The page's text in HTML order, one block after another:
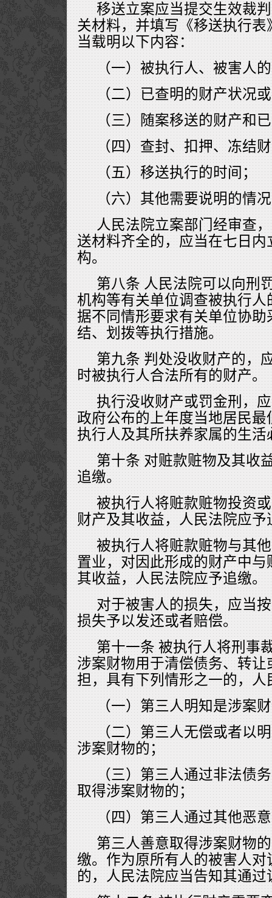
移送立案应当提交生效裁
关材料，并填写《移送执行
当载明以下内容：
（一）被执行人、被害人
（二）已查明的财产状况
（三）随案移送的财产和
（四）查封、扣押、冻结
（五）移送执行的时间；
（六）其他需要说明的情
人民法院立案部门经审查
送材料齐全的，应当在七日
构。
第八条 人民法院可以向刑
机构等有关单位调查被执行
据不同情形要求有关单位协
结、划拨等执行措施。
第九条 判处没收财产的，
时被执行人合法所有的财产。
执行没收财产或罚金刑，
政府公布的上年度当地居民
执行人及其所扶养家属的生活
第十条 对赃款赃物及其收
追缴。
被执行人将赃款赃物投资
财产及其收益，人民法院应予
被执行人将赃款赃物与其
置业，对因此形成的财产中
其收益，人民法院应予追缴。
对于被害人的损失，应当
损失予以发还或者赔偿。
第十一条 被执行人将刑事
涉案财物用于清偿债务、转
担，具有下列情形之一的，
（一）第三人明知是涉案
（二）第三人无偿或者以
涉案财物的；
（三）第三人通过非法债
取得涉案财物的；
（四）第三人通过其他恶
第三人善意取得涉案财物
缴。作为原所有人的被害人
的，人民法院应当告知其通